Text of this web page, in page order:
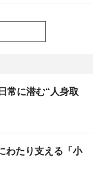
常に潜む“人身取
わたり支える「小